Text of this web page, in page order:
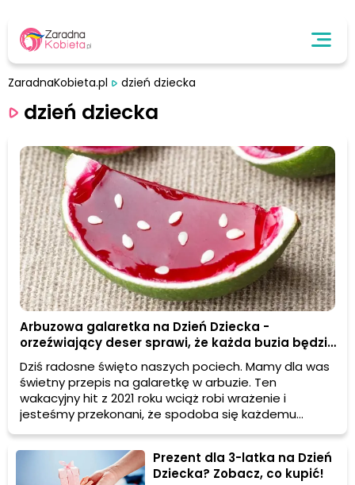
ZaradnaKobieta.pl dzień dziecka
dzień dziecka
Arbuzowa galaretka na Dzień Dziecka -
orzeźwiający deser sprawi, że każda buzia będzie
uśmiechnięta
Dziś radosne święto naszych pociech. Mamy dla was
świetny przepis na galaretkę w arbuzie. Ten
wakacyjny hit z 2021 roku wciąż robi wrażenie i
jesteśmy przekonani, że spodoba się każdemu
dziecku. Do dzieła!
Prezent dla 3-latka na Dzień
Dziecka? Zobacz, co kupić!